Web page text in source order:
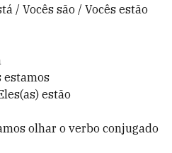
/ Vocês são / Vocês estão
estamos
estão
olhar o verbo conjugado